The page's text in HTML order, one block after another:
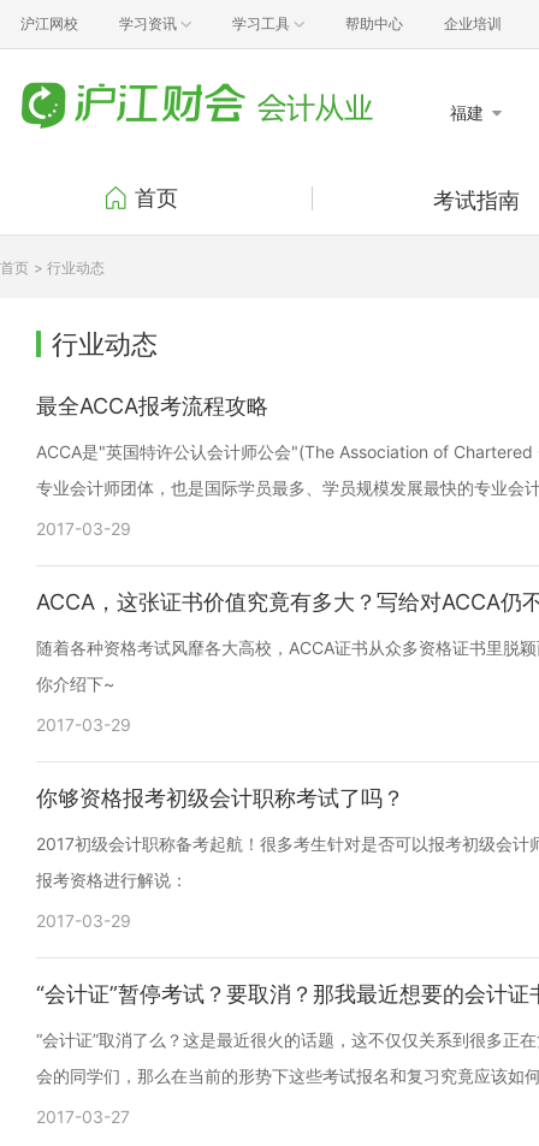
沪江网校 学习资讯 学习工具 帮助中心 企业培训
福建
首页 考试指南
首页 > 行业动态
行业动态
最全ACCA报考流程攻略
ACCA是"英国特许公认会计师公会"(The Association of
专业会计师团体，也是国际学员最多、学员规模发展最快的专业会
2017-03-29
ACCA，这张证书价值究竟有多大？写给对ACCA仍
随着各种资格考试风靡各大高校，ACCA证书从众多资格证书里脱
你介绍下~
2017-03-29
你够资格报考初级会计职称考试了吗？
2017初级会计职称备考起航！很多考生针对是否可以报考初级会
报考资格进行解说：
2017-03-29
“会计证”暂停考试？要取消？那我最近想要的会计
“会计证”取消了么？这是最近很火的话题，这不仅仅关系到很多正
会的同学们，那么在当前的形势下这些考试报名和复习究竟应该如
2017-03-27